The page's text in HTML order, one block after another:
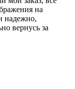
на
надежно,
вернусь за